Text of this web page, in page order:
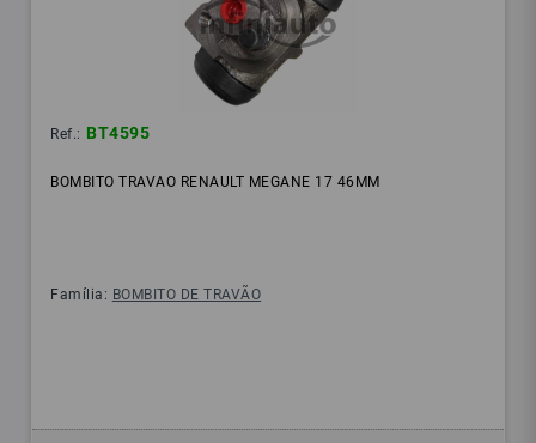
Ref.: BT4595
BOMBITO TRAVAO RENAULT MEGANE 17 46MM
Família: BOMBITO DE TRAVÃO